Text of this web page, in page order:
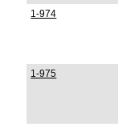
1-974
1-975